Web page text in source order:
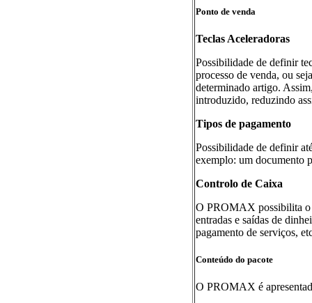
Ponto de venda
Teclas Aceleradoras
Possibilidade de definir
processo de venda, ou
determinado artigo.
introduzido, reduzindo
Tipos de pagamento
Possibilidade de definir
exemplo: um documento
Controlo de Caixa
O PROMAX possibilita o
entradas e saídas de
pagamento de serviços,
Conteúdo do pacote
O PROMAX é